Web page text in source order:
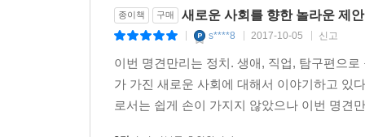
전체적인 시각에서 조망하고 싶은 독자라면, 이
못했던 거대한 흐름 속에서, 선입견에 갇혀 전혀
종이책 구매 새로운 사회를 향한 놀라운 제안
s****8 2017-10-05 신고
이번 명견만리는 정치. 생애, 직업, 탐구편으
가 가진 새로운 사회에 대해서 이야기하고 있
로서는 쉽게 손이 가지지 않았으나 이번 명견